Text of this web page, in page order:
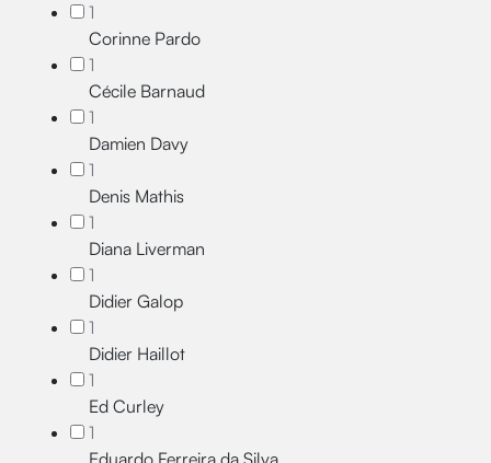
1
Corinne Pardo
1
Cécile Barnaud
1
Damien Davy
1
Denis Mathis
1
Diana Liverman
1
Didier Galop
1
Didier Haillot
1
Ed Curley
1